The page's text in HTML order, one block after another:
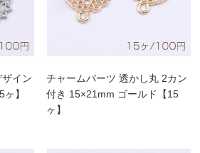
イン
】
チャームパーツ 透かし丸 2カン
付き 15×21mm ゴールド【15
ヶ】